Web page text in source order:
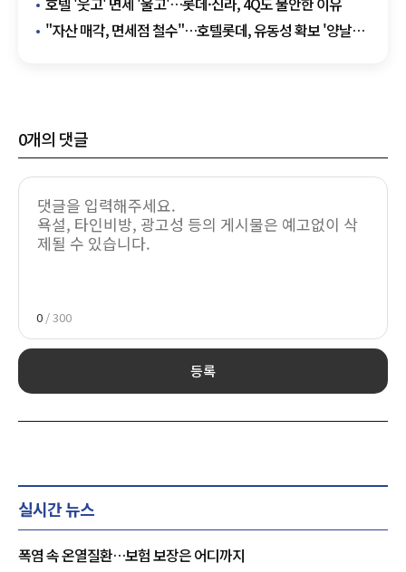
"자산 매각, 면세점 철수"…호텔롯데, 유동성 확보 '양날의
0개의 댓글
0 / 300
등록
실시간 뉴스
폭염 속 온열질환…보험 보장은 어디까지